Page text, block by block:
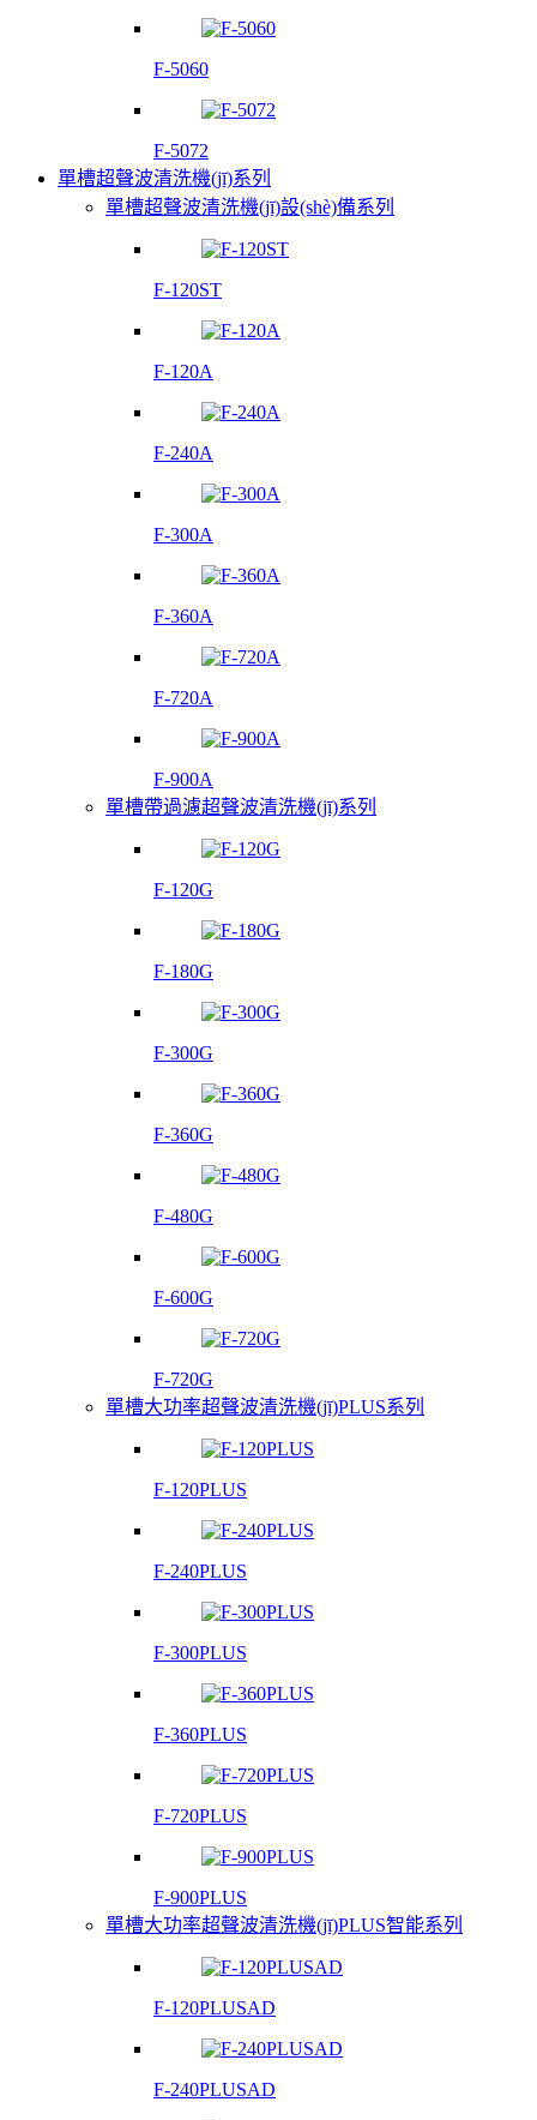
F-5060
F-5072
單槽超聲波清洗機(jī)系列
單槽超聲波清洗機(jī)設(shè)備系列
F-120ST
F-120A
F-240A
F-300A
F-360A
F-720A
F-900A
單槽帶過濾超聲波清洗機(jī)系列
F-120G
F-180G
F-300G
F-360G
F-480G
F-600G
F-720G
單槽大功率超聲波清洗機(jī)PLUS系列
F-120PLUS
F-240PLUS
F-300PLUS
F-360PLUS
F-720PLUS
F-900PLUS
單槽大功率超聲波清洗機(jī)PLUS智能系列
F-120PLUSAD
F-240PLUSAD